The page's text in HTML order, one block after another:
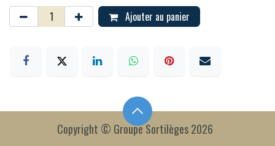
Ajouter au panier
Copyright © Groupe Sortilèges 2026